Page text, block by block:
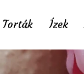
Torták Ízek